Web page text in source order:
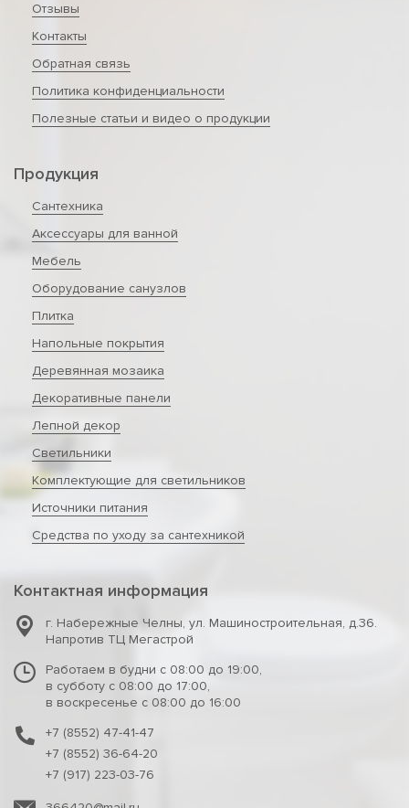
Отзывы
Контакты
Обратная связь
Политика конфиденциальности
Полезные статьи и видео о продукции
Продукция
Сантехника
Аксессуары для ванной
Мебель
Оборудование санузлов
Плитка
Напольные покрытия
Деревянная мозаика
Декоративные панели
Лепной декор
Светильники
Комплектующие для светильников
Источники питания
Средства по уходу за сантехникой
Контактная информация
г. Набережные Челны, ул. Машиностроительная, д.36.
Напротив ТЦ Мегастрой
Работаем в будни с 08:00 до 19:00,
в субботу с 08:00 до 17:00,
в воскресенье с 08:00 до 16:00
+7 (8552) 47-41-47
+7 (8552) 36-64-20
+7 (917) 223-03-76